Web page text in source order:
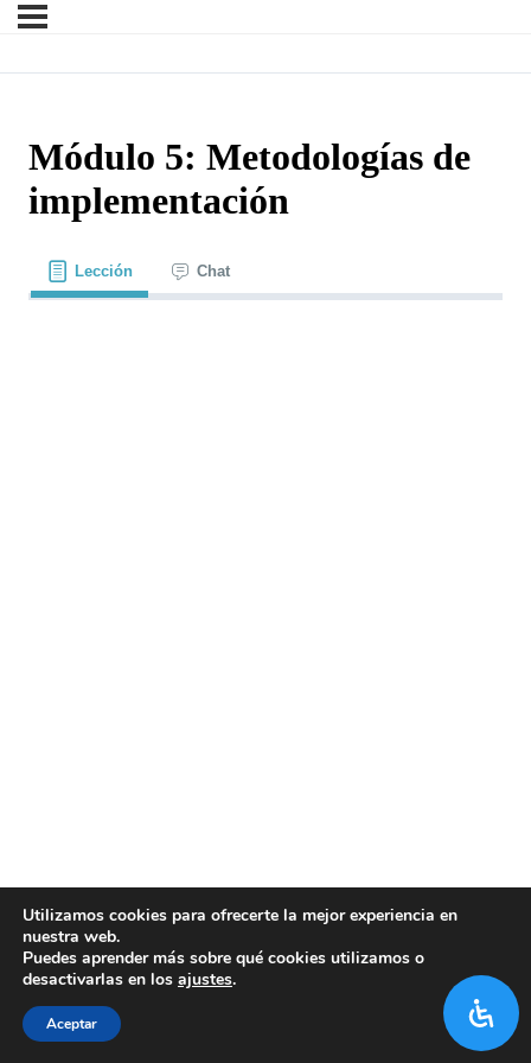
Módulo 5: Metodologías de
implementación
Lección Chat
Utilizamos cookies para ofrecerte la mejor experiencia en
nuestra web.
Puedes aprender más sobre qué cookies utilizamos o
desactivarlas en los ajustes.
Aceptar